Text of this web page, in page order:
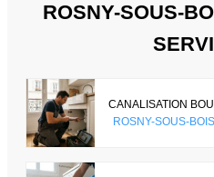
ROSNY-SOUS-
CANALISATION
ROSNY-SOUS-BOIS